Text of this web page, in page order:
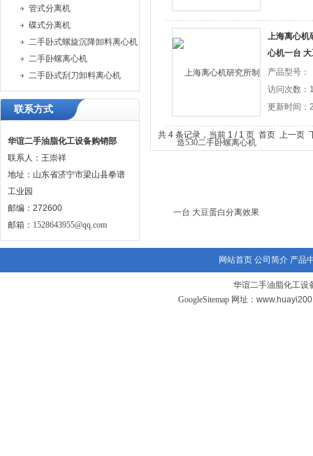
管式分离机
碟式分离机
二手卧式螺旋沉降卸料离心机
二手卧螺离心机
二手卧式刮刀卸料离心机
联系方式
华谊二手油脂化工设备购销部
联系人：王崇祥
地址：山东省济宁市梁山县拳谱
工业园
邮编：272600
邮箱： 1528643955@qq.com
上海离心机
心机一台
产品型号：
访问次数：
更新时间：
共 4 条记录，当前 1 / 1 页 首页 上一页
网站首页 公司简介 产品
华谊二手油脂化工设
GoogleSitemap 网址：